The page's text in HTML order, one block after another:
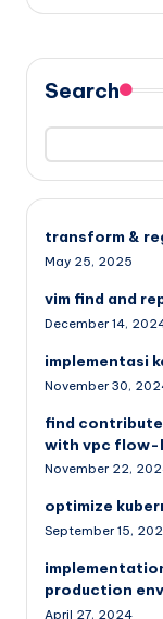
Search
transform &
May 25, 2025
vim find and
December 14,
implementasi
November 30,
find
with vpc flow-
November 22,
optimize
September 15,
production
April 27, 2024